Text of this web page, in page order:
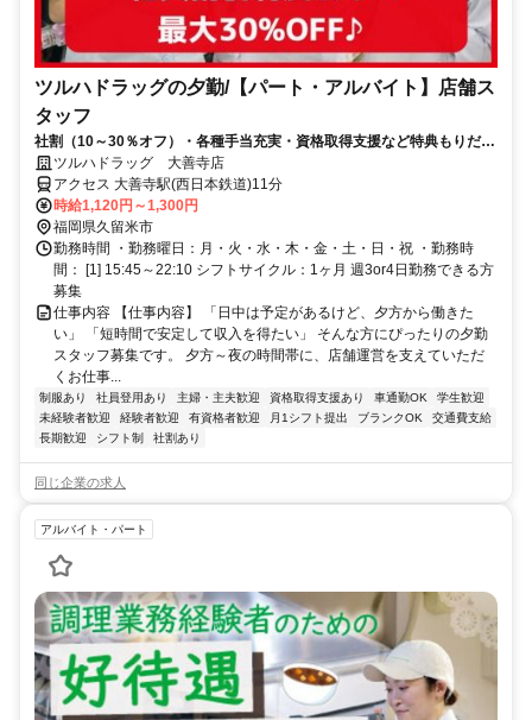
ツルハドラッグの夕勤/【パート・アルバイト】店舗ス
タッフ
社割（10～30％オフ）・各種手当充実・資格取得支援など特典もりだく
さん！未経験スタートがほとんど♪
ツルハドラッグ 大善寺店
アクセス 大善寺駅(西日本鉄道)11分
時給1,120円～1,300円
福岡県久留米市
勤務時間 ・勤務曜日：月・火・水・木・金・土・日・祝 ・勤務時
間： [1] 15:45～22:10 シフトサイクル：1ヶ月 週3or4日勤務できる方
募集
仕事内容 【仕事内容】 「日中は予定があるけど、夕方から働きた
い」 「短時間で安定して収入を得たい」 そんな方にぴったりの夕勤
スタッフ募集です。 夕方～夜の時間帯に、店舗運営を支えていただ
くお仕事...
制服あり 社員登用あり 主婦・主夫歓迎 資格取得支援あり 車通勤OK
学生歓迎
未経験者歓迎
経験者歓迎 有資格者歓迎 月1シフト提出 ブランクOK
交通費支給
長期歓迎
シフト制 社割あり
同じ企業の求人
アルバイト・パート